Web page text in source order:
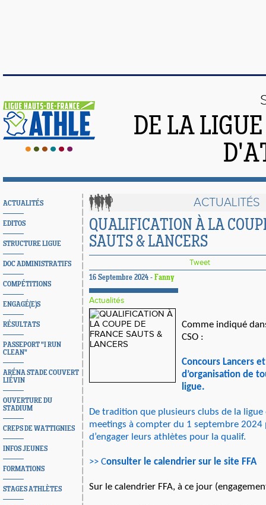
DE LA
ACTUALITÉS
EDITOS
STRUCTURE LIGUE
DOC ADMINISTRATIFS
COMPÉTITIONS
ENGAGÉ(E)S
RÉSULTATS
PASSEPORT "I RUN
CLEAN"
ARÉNA STADE COUVERT
LIÉVIN
OUVERTURE DU
STADIUM
CREPS DE WATTIGNIES
INFOS JEUNES
FORMATIONS
STAGES ATHLÈTES
ACTUALITÉS
QUALIFICATION À LA
SAUTS & LANCERS
Tweet
16 Septembre 2024 - Fanny
Actualités
Comme indiqué
CSO :
Concours Lancers
d’organisation de
ligue.
De tradition que plusieurs clubs de la
meetings à compter du 1 septembre
d’engager leurs athlètes pour la qualif.
>> Consulter le calendrier sur le site FFA
Sur le calendrier FFA, à ce jour